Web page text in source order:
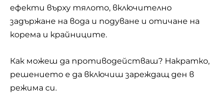
ефекти върху тялото, включително
задържане на вода и подуване и отичане на
корема и крайниците.
Как можеш да противодействаш? Накратко,
решението е да включиш зареждащ ден в
режима си.